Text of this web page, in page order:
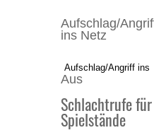
Aufschlag/
ins Netz
Aufschlag/Angriff ins
Aus
Schlachtrufe
Spielstände